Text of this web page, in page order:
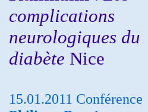
complications
neurologiques du
diabète Nice
15.01.2011 Conférence